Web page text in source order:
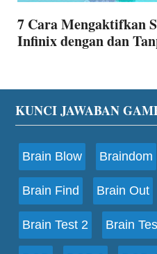
7 Cara Mengaktifkan
Infinix dengan dan
Footer
KUNCI JAWABAN
Brain Blow Braindom
Brain Find Brain Out
Brain Test 2 Brain